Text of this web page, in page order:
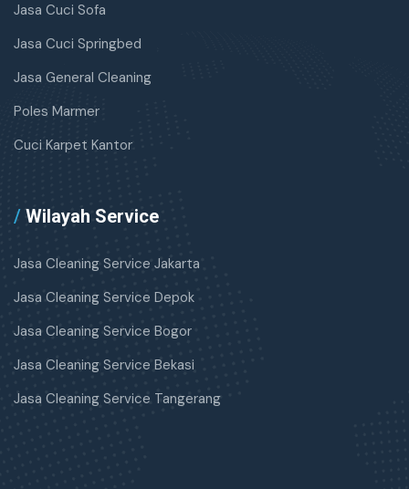
Jasa Cuci Sofa
Jasa Cuci Springbed
Jasa General Cleaning
Poles Marmer
Cuci Karpet Kantor
/ Wilayah Service
Jasa Cleaning Service Jakarta
Jasa Cleaning Service Depok
Jasa Cleaning Service Bogor
Jasa Cleaning Service Bekasi
Jasa Cleaning Service Tangerang